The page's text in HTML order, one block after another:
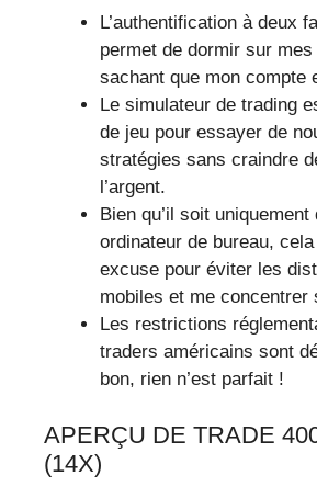
L’authentification à deux
permet de dormir sur
sachant que mon compte
Le simulateur de trading
de jeu pour essayer de
stratégies sans craindre
l’argent.
Bien qu’il soit
ordinateur de bureau,
excuse pour éviter les
mobiles et me concentrer
Les restrictions
traders américains sont
bon, rien n’est parfait !
APERÇU DE TRADE
(14X)